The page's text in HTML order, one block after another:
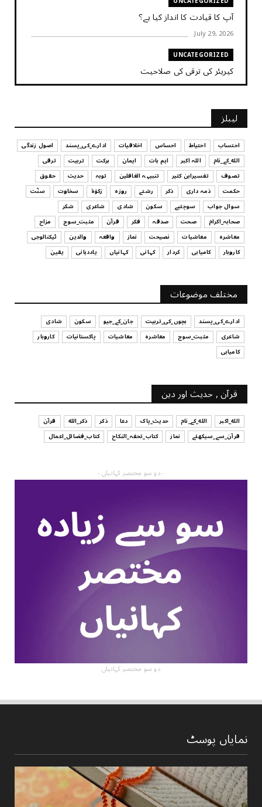
آپ کا قیادت کا انداز کیا ہے؟
July 29, 2026
UNCATEGORIZED
کیریئر کی ترقی کی صلاحیت
July 29, 2026
UNCATEGORIZED
کیا آپ اپنے باس کو مؤثر طریقے سے منظم کر رہے ہیں
July 29, 2026
UNCATEGORIZED
اس وقت آپ کا موڈ کیسا ہے؟
July 29, 2026
UNCATEGORIZED
قرض لینے اور دینے میں ہوشیاری
July 29, 2026
آپ کا فیصلہ کرنے کا انداز
July 29, 2026
لیبلز
احتساب احتیاط احساس اخلاقیات ادارے_کی_پسند
اصول زندگی
الله_کے_نام
اللہ اکبر اہم بات ایمان برکت تربیت
ترقی
تصوف
تفسیرابن کثیر تنبیہہ الغافلین توبہ حدیث
حقوق
حکمت
ذمہ داری ذکر رشتے روزہ زکوٰۃ سخاوت
سنّت
سوال جواب
سوچئیے سکون شادی شاعری
شکر
صحابہ_اکرام
صحت صدقہ فکر قرآن مثبت_سوچ
مزاح
معاشرہ
معاشیات نصیحت نماز واقعہ والدین
ٹیکنالوجی
کاروبار
کامیابی کردار کہانی کہانیاں یاددہانی یقین
مختلف موضوعات
ادارے_کی_پسند بچوں_کی_تربیت جان_کے_جیو سکون
شادی
شاعری
مثبت_سوچ معاشرہ معاشیات پاکستانیات
کاروبار
کامیابی
قرآن , حدیث اور دین
الله_اکبر الله_کے_نام حدیث_پاک دعا ذکر ذکر_الله
قرآن
قرآن_سے_سیکھئے
نماز کتاب_تحفہ_النکاح کتاب_فضائل_اعمال
- دو سو مختصر کہانیاں -
دو سو مختصر کہانیاں
نمایاں پوسٹ